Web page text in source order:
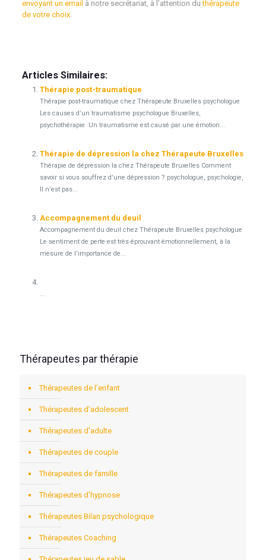
envoyant un email à notre secrétariat, à l’attention duthérapeute
de votre choix.
Articles Similaires:
Thérapie post-traumatique
Thérapie post-traumatique chez Thérapeute Bruxelles psychologue
Les causes d’un traumatisme psychologue Bruxelles,
psychothérapie Un traumatisme est causé par une émotion...
Thérapie de dépression la chez Thérapeute Bruxelles
Thérapie de dépression la chez Thérapeute Bruxelles Comment
savoir si vous souffrez d’une dépression ? psychologue, psychologie,
Il n’est pas...
Accompagnement du deuil
Accompagnement du deuil chez Thérapeute Bruxelles psychologue
Le sentiment de perte est très éprouvant émotionnellement, à la
mesure de l’importance de...
...
Thérapeutes par thérapie
Thérapeutes de l’enfant
Thérapeutes d’adolescent
Thérapeutes d’adulte
Thérapeutes de couple
Thérapeutes de famille
Thérapeutes d’hypnose
Thérapeutes Bilan psychologique
Thérapeutes Coaching